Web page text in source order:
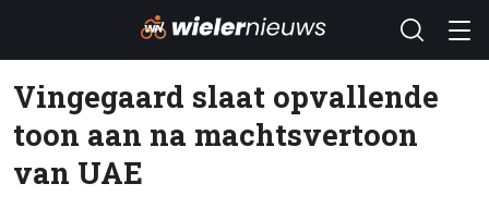
Vingegaard slaat opvallende
toon aan na machtsvertoon
van UAE